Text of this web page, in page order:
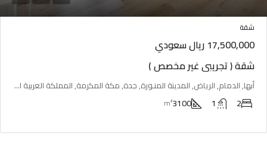
شقة
17,500,000 ريال سعودي
شقة ( تجريبي غير مخصص )
أبها, الدمام, الرياض, المدينة المنـورة, جدة, مكة المكرمة, المملكة العربية السعودية
2
1
3100
m²